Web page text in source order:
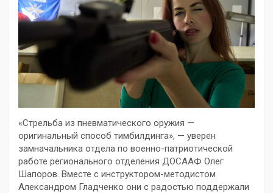
«Стрельба из пневматического оружия —
оригинальный способ тимбилдинга», — уверен
замначальника отдела по военно-патриотической
работе регионального отделения ДОСААФ Олег
Шапоров. Вместе с инструктором-методистом
Александром Гладченко они с радостью поддержали